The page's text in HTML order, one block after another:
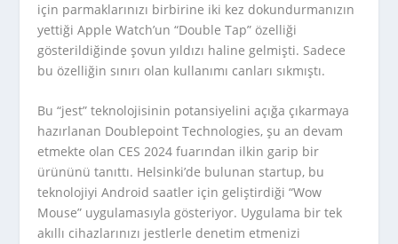
için parmaklarınızı birbirine iki kez dokundurmanızın
yettiği Apple Watch’un “Double Tap” özelliği
gösterildiğinde şovun yıldızı haline gelmişti. Sadece
bu özelliğin sınırı olan kullanımı canları sıkmıştı.
Bu “jest” teknolojisinin potansiyelini açığa çıkarmaya
hazırlanan Doublepoint Technologies, şu an devam
etmekte olan CES 2024 fuarından ilkin garip bir
ürününü tanıttı. Helsinki’de bulunan startup, bu
teknolojiyi Android saatler için geliştirdiği “Wow
Mouse” uygulamasıyla gösteriyor. Uygulama bir tek
akıllı cihazlarınızı jestlerle denetim etmenizi